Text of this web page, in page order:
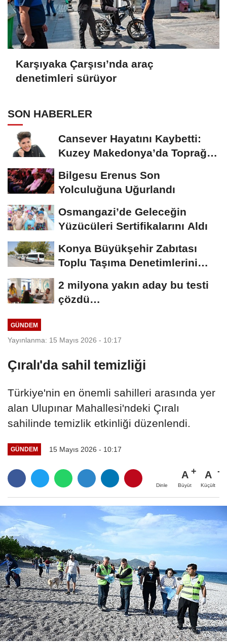
Karşıyaka Çarşısı’nda araç
denetimleri sürüyor
SON HABERLER
Cansever Hayatını Kaybetti:
Kuzey Makedonya’da Toprağa
Bilgesu Erenus Son
Yolculuğuna Uğurlandı
Osmangazi’de Geleceğin
Yüzücüleri Sertifikalarını Aldı
Konya Büyükşehir Zabıtası
Toplu Taşıma Denetimlerini
2 milyona yakın aday bu testi
çözdü…
GÜNDEM
Yayınlanma: 15 Mayıs 2026 - 10:17
Çıralı'da sahil temizliği
Türkiye'nin en önemli sahilleri arasında yer
alan Ulupınar Mahallesi'ndeki Çıralı
sahilinde temizlik etkinliği düzenlendi.
GÜNDEM 15 Mayıs 2026 - 10:17
Dinle
A
Büyüt
A
Küçült